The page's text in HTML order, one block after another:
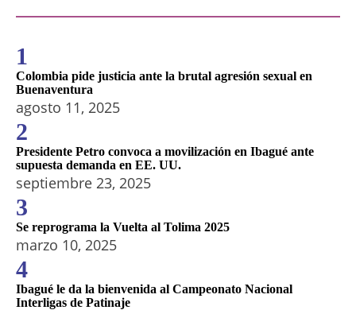
1
Colombia pide justicia ante la brutal agresión sexual en
Buenaventura
agosto 11, 2025
2
Presidente Petro convoca a movilización en Ibagué ante
supuesta demanda en EE. UU.
septiembre 23, 2025
3
Se reprograma la Vuelta al Tolima 2025
marzo 10, 2025
4
Ibagué le da la bienvenida al Campeonato Nacional
Interligas de Patinaje